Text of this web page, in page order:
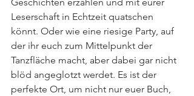
Geschichten erzählen und mit eurer
Leserschaft in Echtzeit quatschen
könnt. Oder wie eine riesige Party, auf
der ihr euch zum Mittelpunkt der
Tanzfläche macht, aber dabei gar nicht
blöd angeglotzt werdet. Es ist der
perfekte Ort, um nicht nur euer Buch,